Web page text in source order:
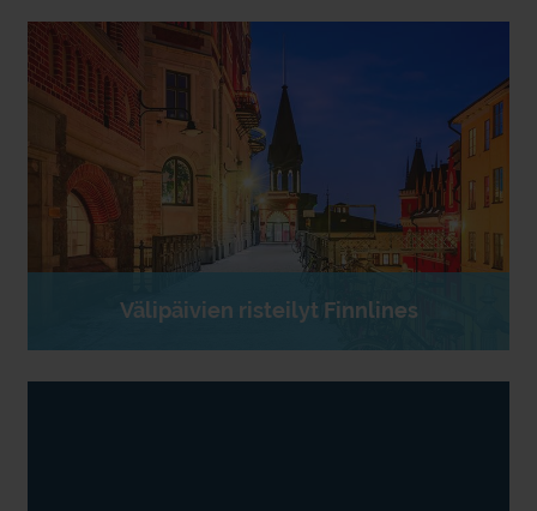
Välipäivien risteilyt Finnlines